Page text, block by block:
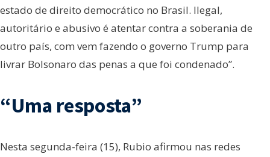
estado de direito democrático no Brasil. Ilegal,
autoritário e abusivo é atentar contra a soberania de
outro país, com vem fazendo o governo Trump para
livrar Bolsonaro das penas a que foi condenado”.
“Uma resposta”
Nesta segunda-feira (15), Rubio afirmou nas redes